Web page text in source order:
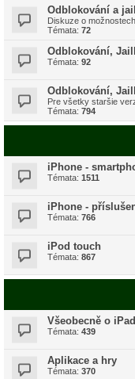
Odblokování a
Diskuze o
Témata: 72
Odblokování,
Témata: 92
Odblokování,
Pre všetky staršie
Témata: 794
iPhone -
Témata: 1511
iPhone -
Témata: 766
iPod touch
Témata: 867
Všeobecně o
Témata: 439
Aplikace a hry
Témata: 370